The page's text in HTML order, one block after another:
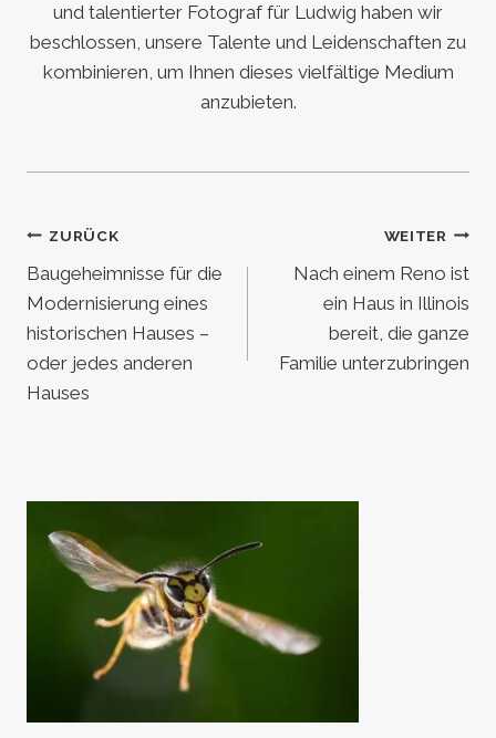
und talentierter Fotograf für Ludwig haben wir
beschlossen, unsere Talente und Leidenschaften zu
kombinieren, um Ihnen dieses vielfältige Medium
anzubieten.
Beitragsnavigation
ZURÜCK
Baugeheimnisse für die
Modernisierung eines
historischen Hauses –
oder jedes anderen
Hauses
WEITER
Nach einem Reno ist
ein Haus in Illinois
bereit, die ganze
Familie unterzubringen